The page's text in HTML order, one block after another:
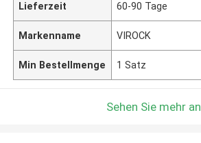
Lieferzeit 60-90 Tage
Markenname VIROCK
Min Bestellmenge 1 Satz
Sehen Sie mehr an